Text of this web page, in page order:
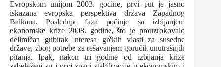
Evropskom unijom 2003. godine, prvi put je jasno
iskazana evropska perspektiva država Zapadnog
Balkana. Poslednja faza počinje sa izbijanjem
ekonomske krize 2008. godine, što je prouzrokovalo
delimičan gubitak interesa grčkih vlasti za susedne
države, zbog potrebe za rešavanjem gorućih unutrašnjih
pitanja. Ipak, nakon tri godine od izbijanja krize